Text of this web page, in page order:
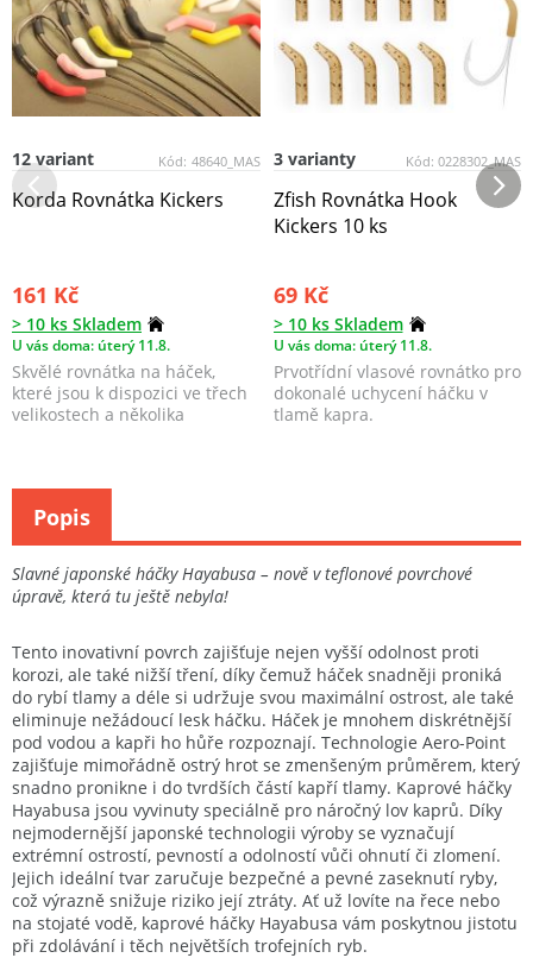
Kód: 48640_MAS
12 variant
Korda Rovnátka Kickers
161 Kč
> 10 ks Skladem
U vás doma: úterý 11.8.
Skvělé rovnátka na háček,
které jsou k dispozici ve třech
velikostech a několika
Kód: 0228302_MAS
3 varianty
Zfish Rovnátka Hook
Kickers 10 ks
69 Kč
> 10 ks Skladem
U vás doma: úterý 11.8.
Prvotřídní vlasové rovnátko pro
dokonalé uchycení háčku v
tlamě kapra.
Slavné japonské háčky Hayabusa – nově v teflonové povrchové
úpravě, která tu ještě nebyla!
Tento inovativní povrch zajišťuje nejen vyšší odolnost proti
korozi, ale také nižší tření, díky čemuž háček snadněji proniká
do rybí tlamy a déle si udržuje svou maximální ostrost, ale také
eliminuje nežádoucí lesk háčku. Háček je mnohem diskrétnější
pod vodou a kapři ho hůře rozpoznají. Technologie Aero-Point
zajišťuje mimořádně ostrý hrot se zmenšeným průměrem, který
snadno pronikne i do tvrdších částí kapří tlamy. Kaprové háčky
Hayabusa jsou vyvinuty speciálně pro náročný lov kaprů. Díky
nejmodernější japonské technologii výroby se vyznačují
extrémní ostrostí, pevností a odolností vůči ohnutí či zlomení.
Jejich ideální tvar zaručuje bezpečné a pevné zaseknutí ryby,
což výrazně snižuje riziko její ztráty. Ať už lovíte na řece nebo
na stojaté vodě, kaprové háčky Hayabusa vám poskytnou jistotu
při zdolávání i těch největších trofejních ryb.
Popis